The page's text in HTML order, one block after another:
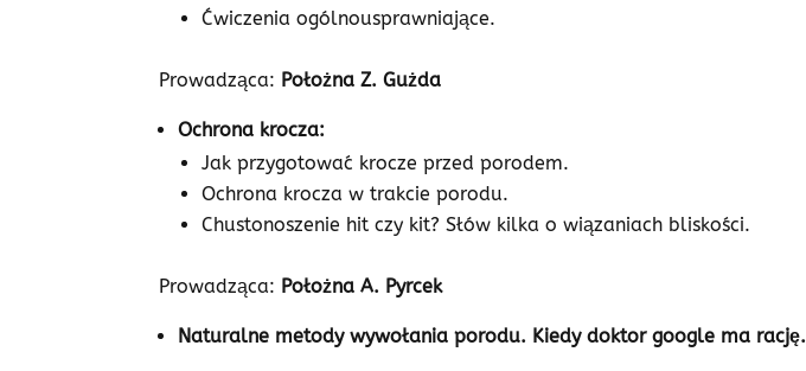
Ćwiczenia ogólnousprawniające.
Prowadząca: Położna Z. Gużda
Ochrona krocza:
Jak przygotować krocze przed porodem.
Ochrona krocza w trakcie porodu.
Chustonoszenie hit czy kit? Słów kilka o wiązaniach bliskości.
Prowadząca: Położna A. Pyrcek
Naturalne metody wywołania porodu. Kiedy doktor google ma rację.